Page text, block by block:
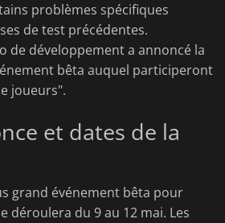
problèmes spécifiques
de test précédentes.
de développement a annoncé la
bêta auquel participeront
joueurs".
et dates de la
grand événement bêta pour
déroulera du 9 au 12 mai. Les